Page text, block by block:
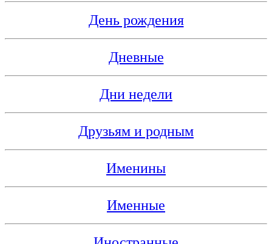
День рождения
Дневные
Дни недели
Друзьям и родным
Именины
Именные